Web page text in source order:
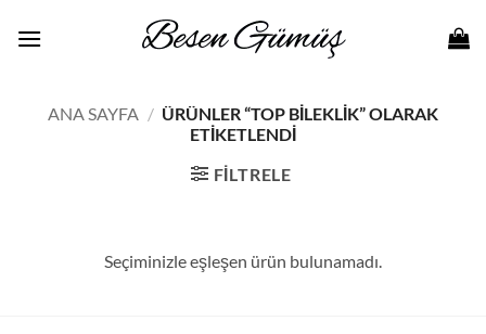
atla
ANA SAYFA / ÜRÜNLER “TOP BILEKLIK” OLARAK
ETIKETLENDI
FILTRELE
Seçiminizle eşleşen ürün bulunamadı.